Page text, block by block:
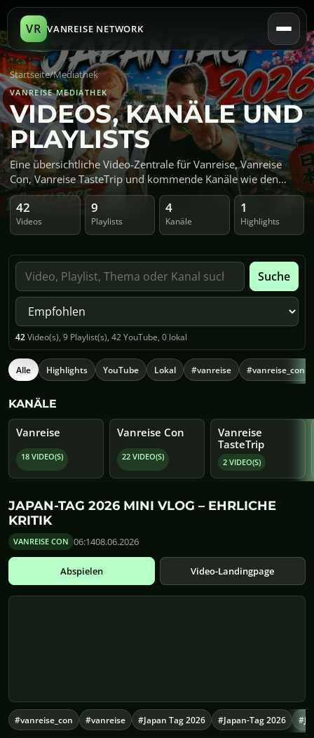
VR VANREISE NETWORK
Startseite/Mediathek
VANREISE MEDIATHEK
VIDEOS, KANÄLE UND
PLAYLISTS
Eine übersichtliche Video-Zentrale für Vanreise, Vanreise
Con, Vanreise TasteTrip und kommende Kanäle wie den
Technikkanal.
42
Videos
9
Playlists
4
Kanäle
1
Highlights
Suche
42Video(s), 9 Playlist(s), 42 YouTube, 0 lokal
Alle Highlights YouTube Lokal #vanreise #vanreise_con
KANÄLE
Vanreise
18 VIDEO(S)
Vanreise Con
22 VIDEO(S)
Vanreise
TasteTrip
2 VIDEO(S)
JAPAN-TAG 2026 MINI VLOG – EHRLICHE
KRITIK
VANREISE CON 06:1408.06.2026
Abspielen Video-Landingpage
#vanreise_con #vanreise #Japan Tag 2026 #Japan-Tag 2026